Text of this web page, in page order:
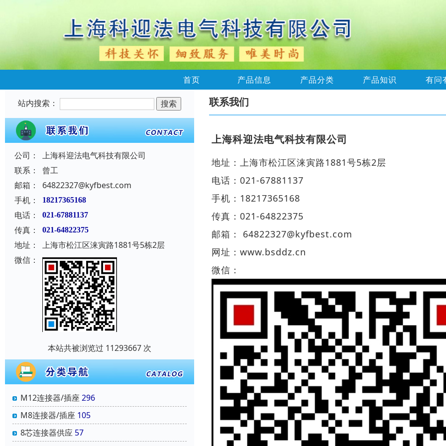
首页 产品信息 产品分类 产品知识 有问
站内搜索：
公司：
上海科迎法电气科技有限公司
联系：
曾工
邮箱：
64822327@kyfbest.com
手机：
18217365168
电话： 021-67881137
传真： 021-64822375
地址：
上海市松江区涞寅路1881号5栋2层
微信：
本站共被浏览过 11293667 次
M12连接器/插座 296
M8连接器/插座 105
8芯连接器供应 57
联系我们
上海科迎法电气科技有限公司
地址：上海市松江区涞寅路1881号5栋2层
电话：021-67881137
手机：18217365168
传真：021-64822375
邮箱： 64822327@kyfbest.com
网址： www.bsddz.cn
微信：